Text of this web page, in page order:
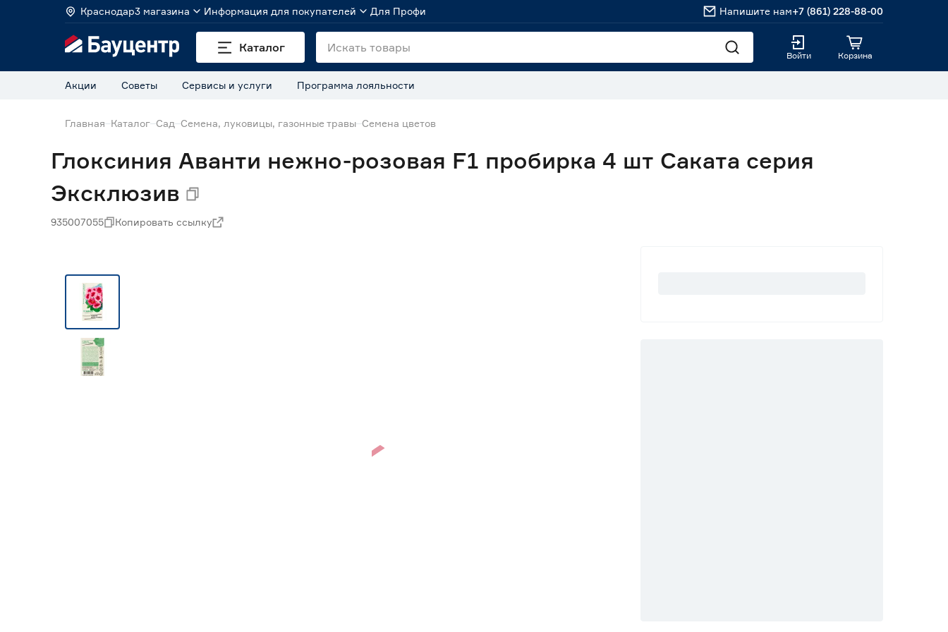
Краснодар3 магазина Информация для покупателей Для Профи Напишите нам+7 (861) 228-88-00
Каталог
Войти Корзина
Акции Советы Сервисы и услуги Программа лояльности
Главная Каталог Сад Семена, луковицы, газонные травы Семена цветов
Глоксиния Аванти нежно-розовая F1 пробирка 4 шт Саката серия
Эксклюзив
935007055 Копировать ссылку